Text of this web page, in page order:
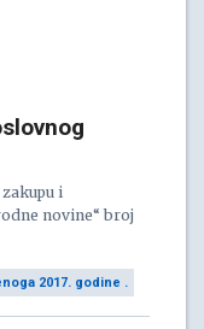
i
novine“ broj
2017. godine .